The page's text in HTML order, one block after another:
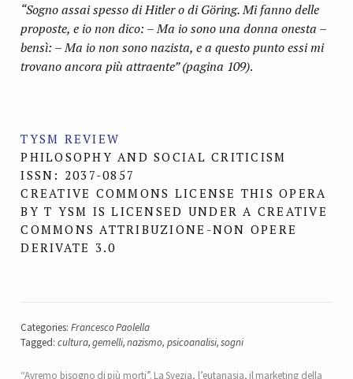
“Sogno assai spesso di Hitler o di Göring. Mi fanno delle
proposte, e io non dico: – Ma io sono una donna onesta –
bensì: – Ma io non sono nazista, e a questo punto essi mi
trovano ancora più attraente” (pagina 109).
TYSM REVIEW
PHILOSOPHY AND SOCIAL CRITICISM
ISSN: 2037-0857
CREATIVE COMMONS LICENSE THIS OPERA
BY T YSM IS LICENSED UNDER A CREATIVE
COMMONS ATTRIBUZIONE-NON OPERE
DERIVATE 3.0
Categories: Francesco Paolella
Tagged: cultura,gemelli,nazismo, psicoanalisi,sogni
“Avremo bisogno di più morti”. La Svezia, l’eutanasia, il marketing della